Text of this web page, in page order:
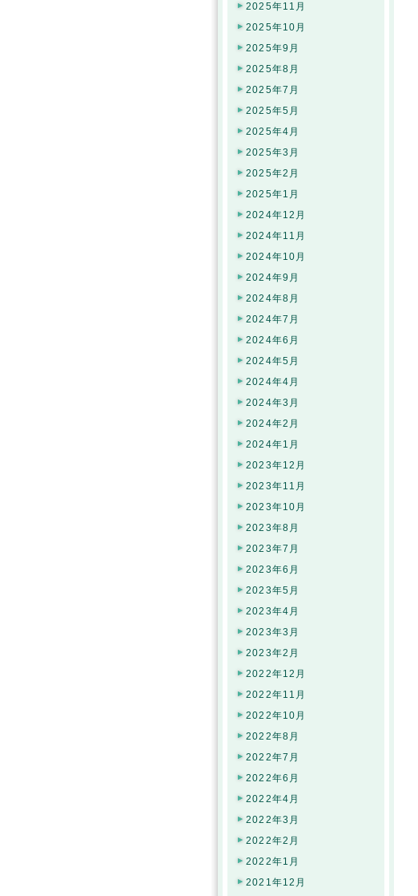
2025年11月
2025年10月
2025年9月
2025年8月
2025年7月
2025年5月
2025年4月
2025年3月
2025年2月
2025年1月
2024年12月
2024年11月
2024年10月
2024年9月
2024年8月
2024年7月
2024年6月
2024年5月
2024年4月
2024年3月
2024年2月
2024年1月
2023年12月
2023年11月
2023年10月
2023年8月
2023年7月
2023年6月
2023年5月
2023年4月
2023年3月
2023年2月
2022年12月
2022年11月
2022年10月
2022年8月
2022年7月
2022年6月
2022年4月
2022年3月
2022年2月
2022年1月
2021年12月